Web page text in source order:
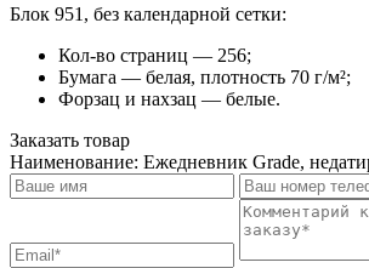
Блок 951, без календарной сетки:
Кол-во страниц — 256;
Бумага — белая, плотность 70 г/м²;
Форзац и нахзац — белые.
Заказать товар
Наименование: Ежедневник Grade,